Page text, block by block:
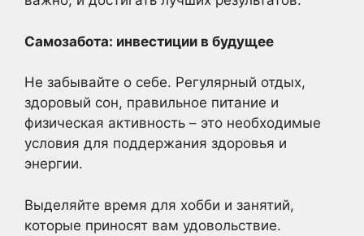
Самозабота: инвестиции в будущее
Не забывайте о себе. Регулярный отдых,
здоровый сон, правильное питание и
физическая активность – это необходимые
условия для поддержания здоровья и
энергии.
Выделяйте время для хобби и занятий,
которые приносят вам удовольствие.